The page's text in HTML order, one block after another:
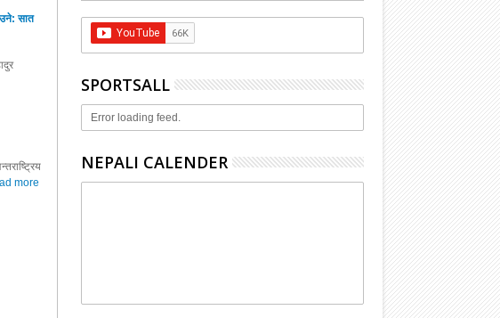
सात
more
SPORTSALL
Error loading feed.
NEPALI CALENDER